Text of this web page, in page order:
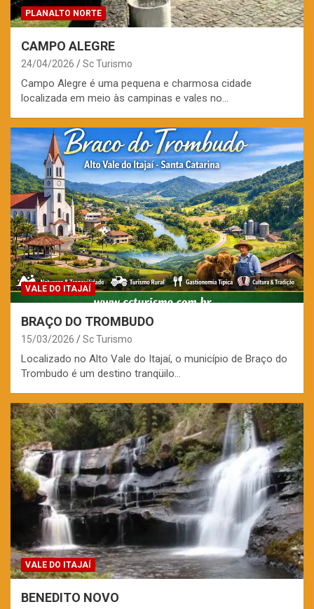
PLANALTO NORTE
CAMPO ALEGRE
24/04/2026 Sc Turismo
Campo Alegre é uma pequena e charmosa cidade
localizada em meio às campinas e vales no…
VALE DO ITAJAÍ
BRAÇO DO TROMBUDO
15/03/2026 Sc Turismo
Localizado no Alto Vale do Itajaí, o município de Braço do
Trombudo é um destino tranqüilo…
VALE DO ITAJAÍ
BENEDITO NOVO